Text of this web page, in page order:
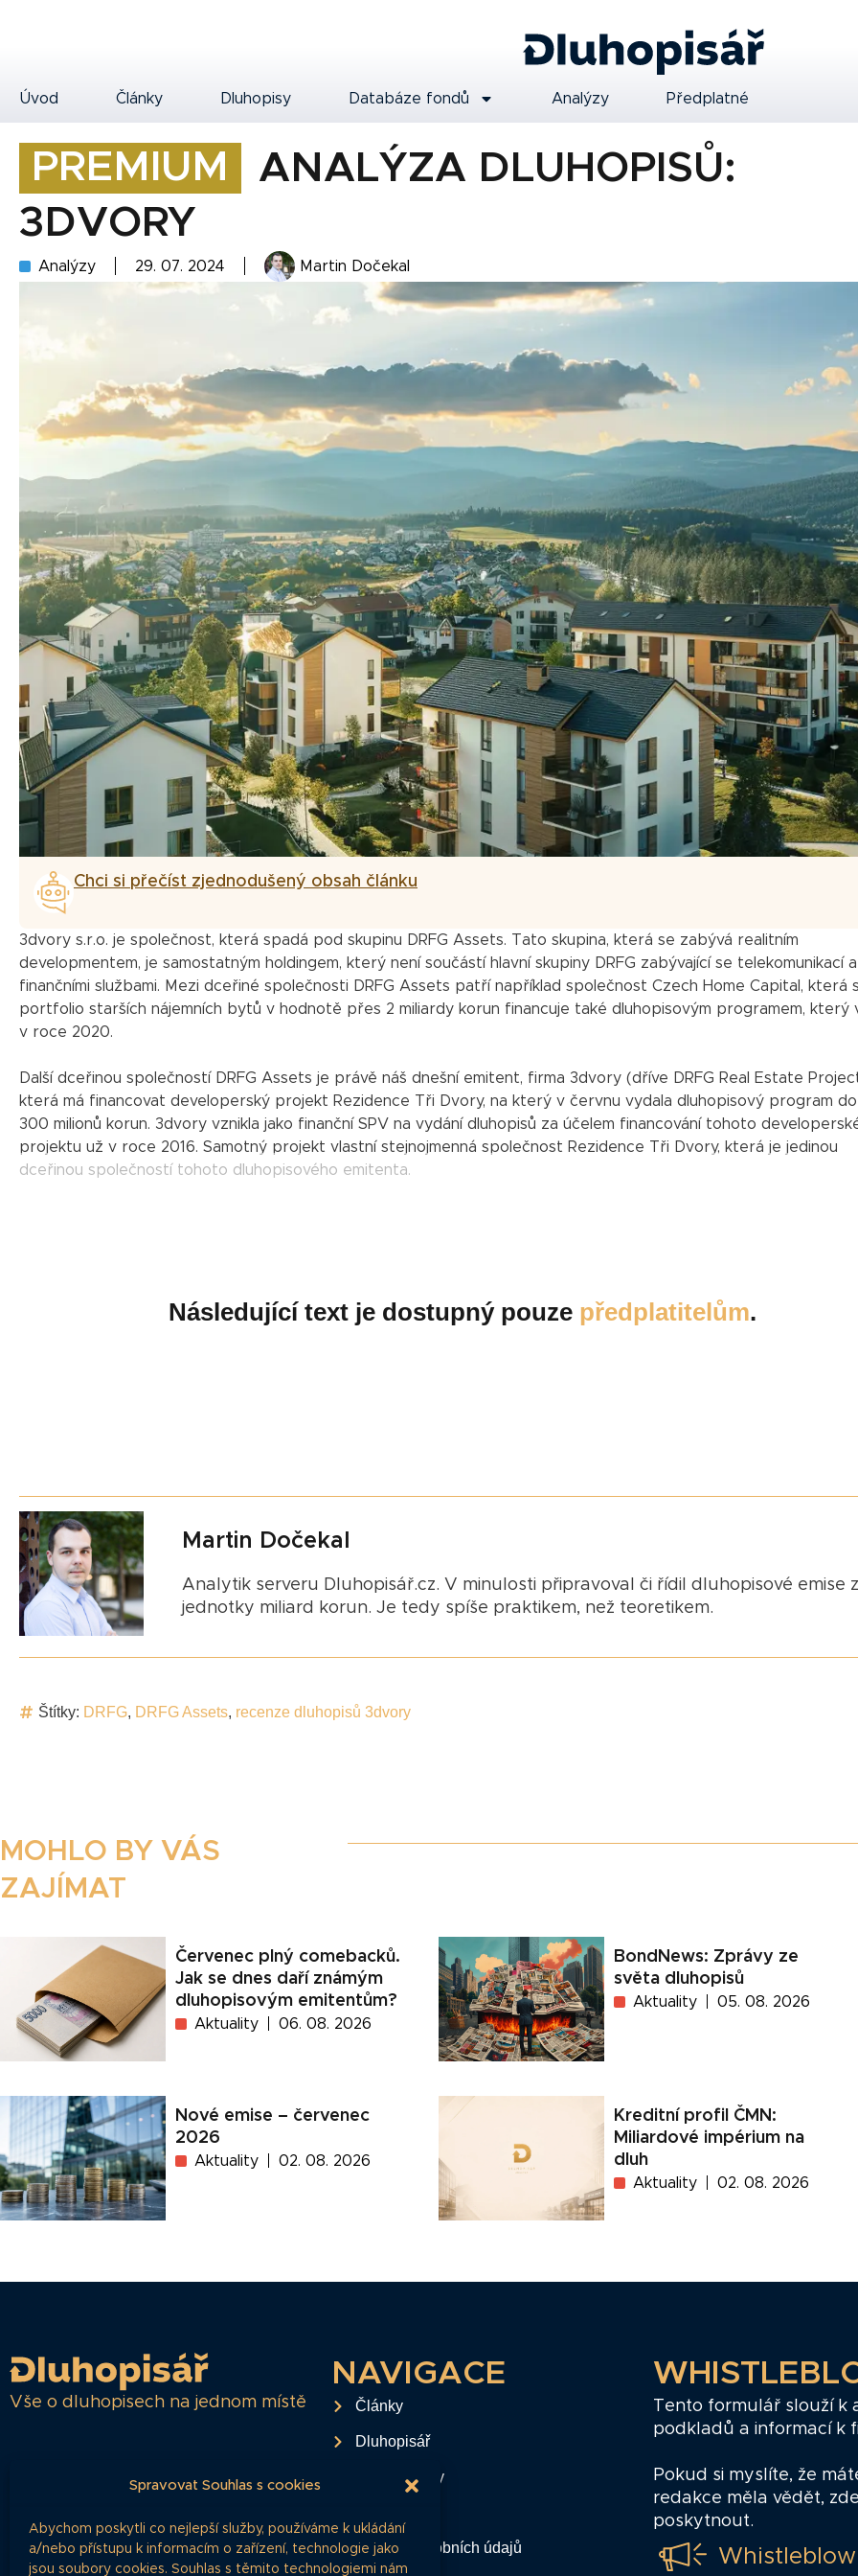
Spravovat Souhlas s cookies
Abychom poskytli co nejlepší služby, používáme k ukládání
a/nebo přístupu k informacím o zařízení, technologie jako
jsou soubory cookies. Souhlas s těmito technologiemi nám
Úvod Články Dluhopisy Databáze fondů Analýzy Předplatné
PREMIUM
ANALÝZA DLUHOPISŮ:
3DVORY
Analýzy 29. 07. 2024 Martin Dočekal
Chci si přečíst zjednodušený obsah článku
3dvory s.r.o. je společnost, která spadá pod skupinu DRFG Assets. Tato skupina, která se zabývá realitním
developmentem, je samostatným holdingem, který není součástí hlavní skupiny DRFG zabývající se telekomunikací a
finančními službami. Mezi dceřiné společnosti DRFG Assets patří například společnost Czech Home Capital, která
portfolio starších nájemních bytů v hodnotě přes 2 miliardy korun financuje také dluhopisovým programem, který
v roce 2020.
Další dceřinou společností DRFG Assets je právě náš dnešní emitent, firma 3dvory (dříve DRFG Real Estate
která má financovat developerský projekt Rezidence Tři Dvory, na který v červnu vydala dluhopisový program
300 milionů korun. 3dvory vznikla jako finanční SPV na vydání dluhopisů za účelem financování tohoto
projektu už v roce 2016. Samotný projekt vlastní stejnojmenná společnost Rezidence Tři Dvory, která je jedinou
dceřinou společností tohoto dluhopisového emitenta.
Následující text je dostupný pouze předplatitelům.
Martin Dočekal
Analytik serveru Dluhopisář.cz. V minulosti připravoval či řídil dluhopisové emise
jednotky miliard korun. Je tedy spíše praktikem, než teoretikem.
Štítky: DRFG, DRFG Assets, recenze dluhopisů 3dvory
MOHLO BY VÁS
ZAJÍMAT
Červenec plný comebacků.
Jak se dnes daří známým
dluhopisovým emitentům?
Aktuality 06. 08. 2026
BondNews: Zprávy ze
světa dluhopisů
Aktuality 05. 08. 2026
Nové emise – červenec
2026
Aktuality 02. 08. 2026
Kreditní profil ČMN:
Miliardové impérium na
dluh
Aktuality 02. 08. 2026
Vše o dluhopisech na jednom místě
NAVIGACE
Články
Dluhopisář
Časté dotazy
Ochrana osobních údajů
Tento formulář slouží k
podkladů a informací k
Pokud si myslíte, že
redakce měla vědět,
poskytnout.